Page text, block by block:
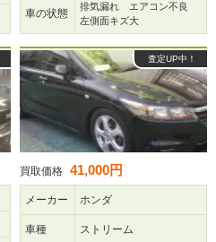
車の状態
排気漏れ エアコン不良
左側面キズ大
査定UP中！
買取価格 41,000円
メーカー ホンダ
車種 ストリーム